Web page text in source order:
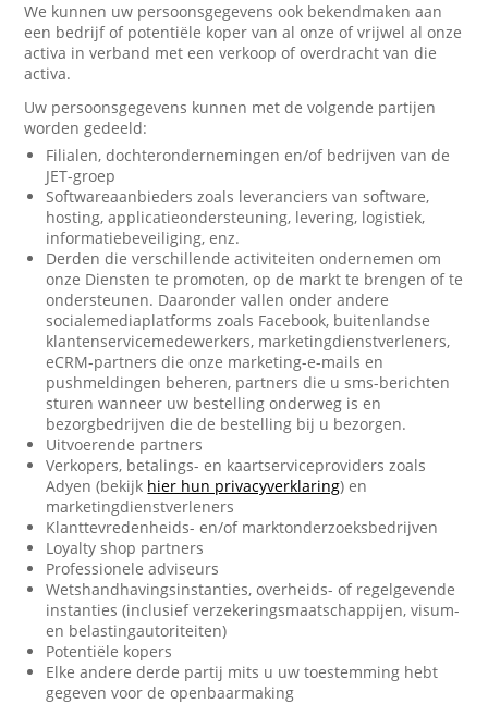
We kunnen uw persoonsgegevens ook bekendmaken aan
een bedrijf of potentiële koper van al onze of vrijwel al onze
activa in verband met een verkoop of overdracht van die
activa.
Uw persoonsgegevens kunnen met de volgende partijen
worden gedeeld:
Filialen, dochterondernemingen en/of bedrijven van de
JET-groep
Softwareaanbieders zoals leveranciers van software,
hosting, applicatieondersteuning, levering, logistiek,
informatiebeveiliging, enz.
Derden die verschillende activiteiten ondernemen om
onze Diensten te promoten, op de markt te brengen of te
ondersteunen. Daaronder vallen onder andere
socialemediaplatforms zoals Facebook, buitenlandse
klantenservicemedewerkers, marketingdienstverleners,
eCRM-partners die onze marketing-e-mails en
pushmeldingen beheren, partners die u sms-berichten
sturen wanneer uw bestelling onderweg is en
bezorgbedrijven die de bestelling bij u bezorgen.
Uitvoerende partners
Verkopers, betalings- en kaartserviceproviders zoals
Adyen (bekijk hier hun privacyverklaring) en
marketingdienstverleners
Klanttevredenheids- en/of marktonderzoeksbedrijven
Loyalty shop partners
Professionele adviseurs
Wetshandhavingsinstanties, overheids- of regelgevende
instanties (inclusief verzekeringsmaatschappijen, visum-
en belastingautoriteiten)
Potentiële kopers
Elke andere derde partij mits u uw toestemming hebt
gegeven voor de openbaarmaking